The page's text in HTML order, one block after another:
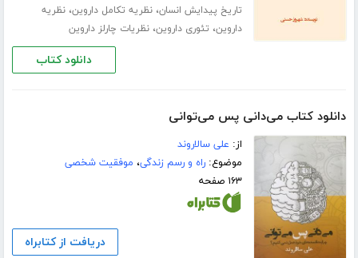
تاریخ پیدایش انسان،نظریه تکامل داروین،نظریه
داروین، تئوری داروین،نظریات چارلز داروین
دانلود کتاب
دانلود کتاب می‌دانی پس می‌توانی
از: على سالاروند
موضوع:راه و رسم زندگی، موفقیت شخصی
۱۶۳ صفحه
دریافت از کتابراه